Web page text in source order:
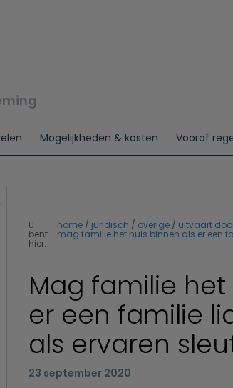
Mogelijkheden & kosten Vooraf
U
bent
hier:
home juridisch overige uitvaart
mag familie het huis binnen als er een
Mag familie
er een familie
als ervaren
23 september 2020